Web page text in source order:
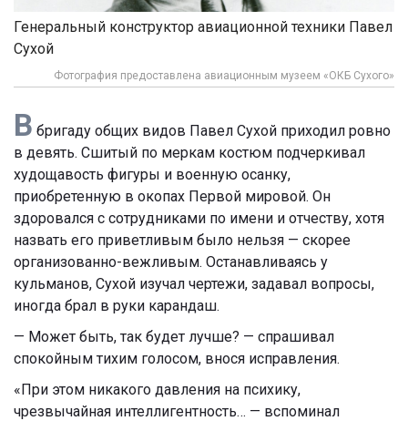
Генеральный конструктор авиационной техники Павел
Сухой
Фотография предоставлена авиационным музеем «ОКБ Сухого»
В бригаду общих видов Павел Сухой приходил ровно
в девять. Сшитый по меркам костюм подчеркивал
худощавость фигуры и военную осанку,
приобретенную в окопах Первой мировой. Он
здоровался с сотрудниками по имени и отчеству, хотя
назвать его приветливым было нельзя — скорее
организованно-вежливым. Останавливаясь у
кульманов, Сухой изучал чертежи, задавал вопросы,
иногда брал в руки карандаш.
— Может быть, так будет лучше? — спрашивал
спокойным тихим голосом, внося исправления.
«При этом никакого давления на психику,
чрезвычайная интеллигентность… — вспоминал